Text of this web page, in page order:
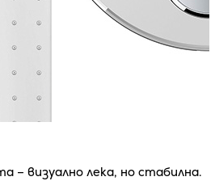
– визуално лека, но стабилна.